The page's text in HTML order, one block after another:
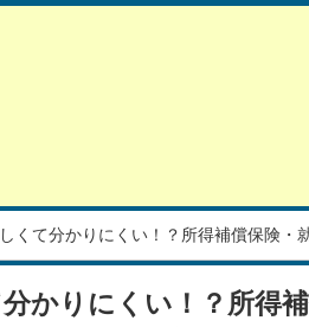
くて分かりにくい！？所得補償保険・
かりにくい！？所得